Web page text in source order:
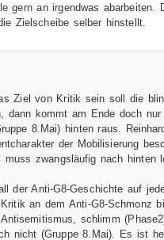
gern an irgendwas abarbeiten.
Zielscheibe selber hinstellt.
Ziel von Kritik sein soll die
dann kommt am Ende doch nur
8.Mai) hinten raus.
der Mobilisierung
muss zwangsläufig nach hinten
der Anti-G8-Geschichte auf
an dem Anti-G8-Schmonz
schlimm
nicht (Gruppe 8.Mai). Es ist